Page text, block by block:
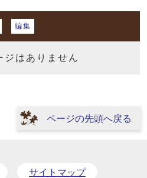
編集
ジはありません
ページの先頭へ戻る
サイトマップ